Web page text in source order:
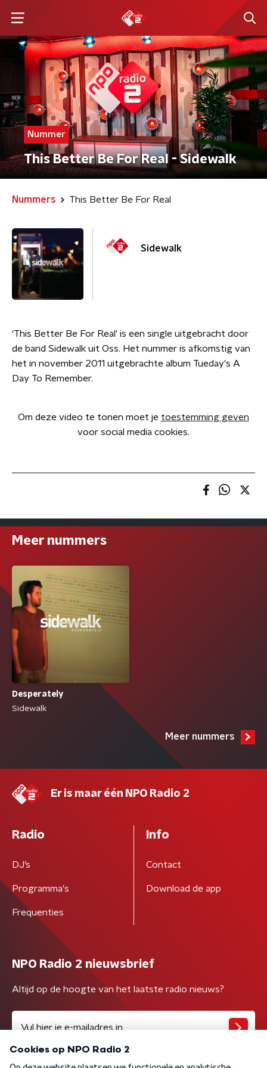
Nummer
This Better Be For Real - Sidewalk
Nummers This Better Be For Real
Sidewalk
'This Better Be For Real' is een single uitgebracht door
de band Sidewalk uit Oss. Het nummer is afkomstig van
het in november 2011 uitgebrachte album Tueday's A
Day To Remember.
Om deze video te tonen moet je toestemming geven
voor social media cookies.
Meer nummers
Desperately
Sidewalk
Meer nummers
Er is maar één NPO Radio 2
Radio
DJ’s
Programma's
Frequenties
Info
Contact
Download de app
NPO Radio 2 nieuwsbrief
Altijd op de hoogte van het laatste radio nieuws?